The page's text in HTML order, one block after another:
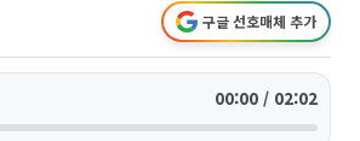
구글 선호매체 추가
00:00 / 02:02